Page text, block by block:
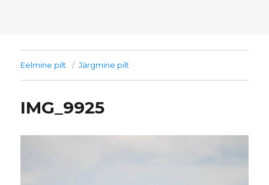
Eelmine pilt Järgmine pilt
IMG_9925